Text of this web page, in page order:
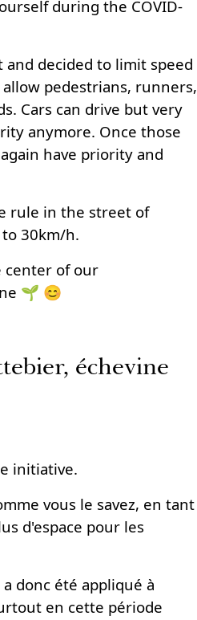
during the COVID-
decided to limit speed
pedestrians, runners,
Cars can drive but very
anymore. Once those
have priority and
rule in the street of
30km/h.
center of our
🌱 😊
échevine
initiative.
vous le savez, en tant
d'espace pour les
donc été appliqué à
en cette période